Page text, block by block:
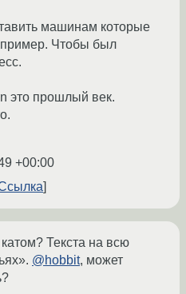
машинам которые
Чтобы был
это прошлый век.
+00:00
Текста на всю
@hobbit, может